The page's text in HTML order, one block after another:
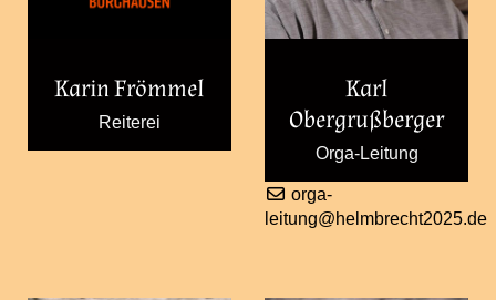
Karin Frömmel
Reiterei
Karl
Obergrußberger
Orga-Leitung
orga-
leitung@helmbrecht2025.de